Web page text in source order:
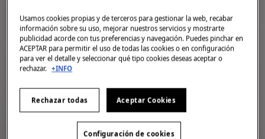
Usamos cookies propias y de terceros para gestionar la web, recabar
información sobre su uso, mejorar nuestros servicios y mostrarte
publicidad acorde con tus preferencias y navegación. Puedes pinchar en
ACEPTAR para permitir el uso de todas las cookies o en configuración
para ver el detalle y seleccionar qué tipo cookies deseas aceptar o
rechazar. +INFO
Rechazar todas Aceptar Cookies
Configuración de cookies